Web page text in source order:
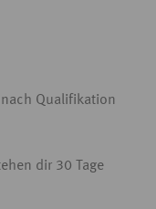
Qualifikation
dir 30 Tage